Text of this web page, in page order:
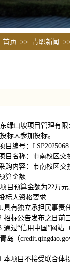
首页 >> 青职新闻
绿山坡项目管理有
标人参加投标。
目编号：LSP2025068
目名称：市南校区交
购内容：市南校区交
算金额
目预算金额为22万元
标人资格要求
具有独立承担民事责
招标公告发布之日前
通过“信用中国”网站
岛（
本项目不接受联合体